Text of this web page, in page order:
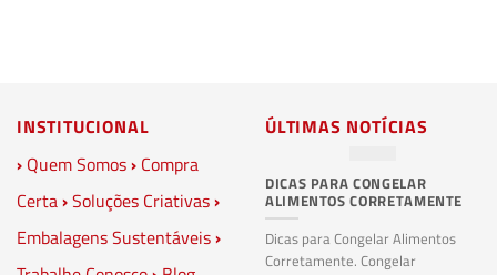
INSTITUCIONAL
› Quem Somos› Compra
Certa›Soluções Criativas›
Embalagens Sustentáveis›
ÚLTIMAS NOTÍCIAS
DICAS PARA CONGELAR
ALIMENTOS CORRETAMENTE
Dicas para Congelar Alimentos
Corretamente. Congelar